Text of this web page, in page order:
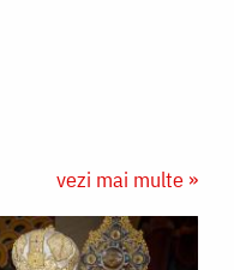
vezi mai multe »